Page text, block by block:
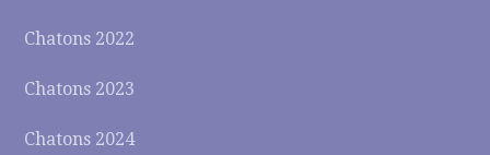
Chatons 2022
Chatons 2023
Chatons 2024